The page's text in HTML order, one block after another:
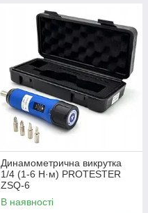
Динамометрична викрутка
1/4 (1-6 Н·м) PROTESTER
ZSQ-6
В наявності